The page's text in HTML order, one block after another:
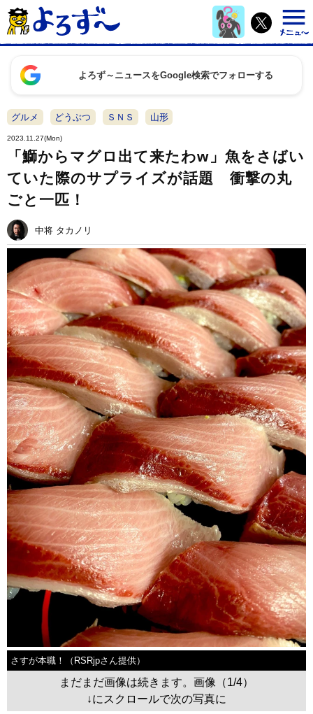
よろず～ニュースをGoogle検索でフォローする
グルメ どうぶつ ＳＮＳ 山形
2023.11.27(Mon)
「鰤からマグロ出て来たわw」魚をさばい
ていた際のサプライズが話題 衝撃の丸
ごと一匹！
中将 タカノリ
さすが本職！（RSRjpさん提供）
まだまだ画像は続きます。画像（1/4）
↓にスクロールで次の写真に